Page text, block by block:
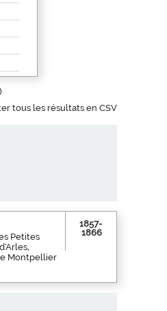
)
tous les résultats en CSV
Petites
Montpellier
1857-
1866